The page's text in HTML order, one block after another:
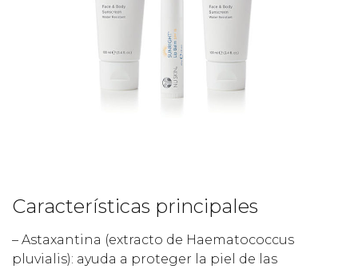
Características principales
– Astaxantina (extracto de Haematococcus
pluvialis): ayuda a proteger la piel de las